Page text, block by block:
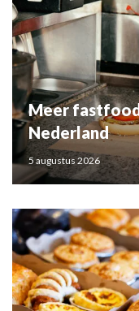
Meer
Nederland
5 augustus 2026